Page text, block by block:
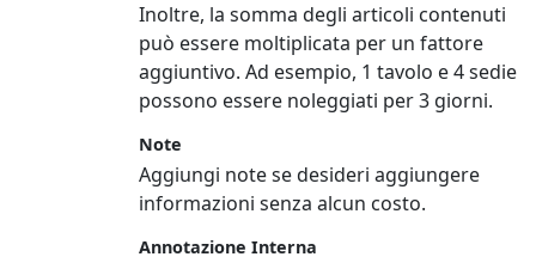
Inoltre, la somma degli articoli contenuti
può essere moltiplicata per un fattore
aggiuntivo. Ad esempio, 1 tavolo e 4 sedie
possono essere noleggiati per 3 giorni.
Note
Aggiungi note se desideri aggiungere
informazioni senza alcun costo.
Annotazione Interna